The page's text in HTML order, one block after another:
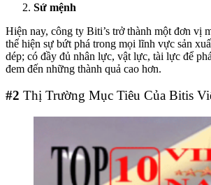
Sứ mệnh
Hiện nay, công ty Biti’s trở thành một đơn vị
thể hiện sự bứt phá trong mọi lĩnh vực sản
dép; có đầy đủ nhân lực, vật lực, tài lực để
đem đến những thành quả cao hơn.
#2 Thị Trường Mục Tiêu Của Bitis